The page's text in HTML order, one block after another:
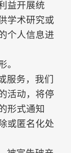
益开展统
学术研究或
个人信息进
。
服务，我们
活动，将停
形式通知
或匿名化处